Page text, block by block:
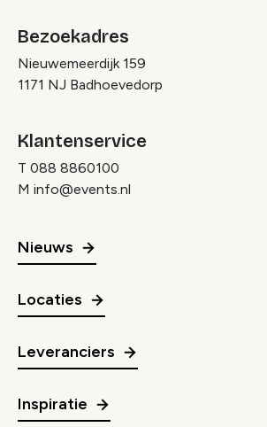
Bezoekadres
Nieuwemeerdijk 159
1171 NJ Badhoevedorp
Klantenservice
T 088 8860100
M info@events.nl
Nieuws
Locaties
Leveranciers
Inspiratie